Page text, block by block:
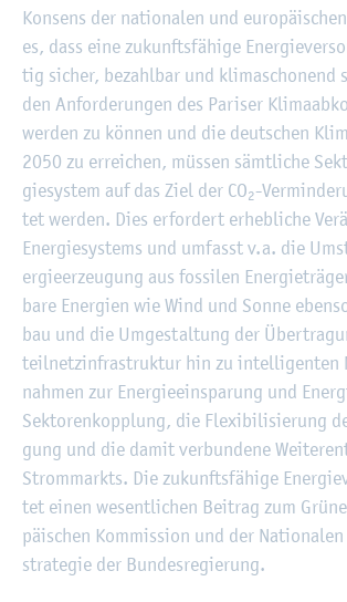
Kon­sens der na­tio­na­len und
es, dass eine zu­kunfts­fä­hi­ge
tig si­cher, be­zahl­bar und kli­ma­scho­nend
den An­for­de­run­gen des Pa­ri­ser
wer­den zu kön­nen und die deut­schen
2050 zu er­rei­chen, müs­sen sämt­li­che
gie­sys­tem auf das Ziel der CO2-
tet wer­den. Dies er­for­dert er­heb­li­che
En­er­gie­sys­tems und um­fasst v.a. die
er­gie­er­zeu­gung aus fos­si­len
ba­re En­er­gi­en wie Wind und Sonne
bau und die Um­ge­stal­tung der
teil­netz­in­fra­struk­tur hin zu in­tel­li­gen­ten
nah­men zur En­er­gie­ein­spa­rung und
Sek­to­ren­kopp­lung, die Fle­xi­bi­li­sie­rung
gung und die damit ver­bun­de­ne
Strom­markts. Die zu­kunfts­fä­hi­ge
tet einen we­sent­li­chen Bei­trag zum
päi­schen Kom­mis­si­on und der
stra­te­gie der Bun­des­re­gie­rung.